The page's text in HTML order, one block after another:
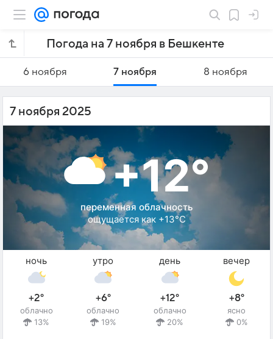
Погода на 7 ноября в Бешкенте
6 ноября 7 ноября 8 ноября
7 ноября 2025
+12°
переменная облачность
ощущается как +13°C
ночь
+2°
облачно
13%
утро
+6°
облачно
19%
день
+12°
облачно
20%
вечер
+8°
ясно
0%